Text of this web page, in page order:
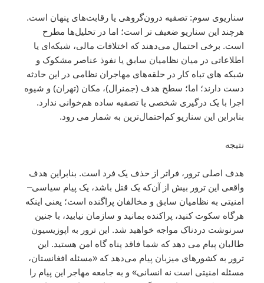
سناریوی سوم: تصفیه درون‌گروهی یا رقابت‌های پنهان است.
هرچند این سناریو ضعیف تر است؛ اما در تحلیل‌ها مطرح
است. برخی احتمال می‌دهند که اختلافات مالی، شبکه‌ای یا
اطلاعاتی در میان نظامیان سابق یا نفوذ عناصر مشکوک و
شبکه های تباه کار در حلقه‌های مهاجران نظامی در این حادثه
دست دارند؛ اما؛ سطح هدف (جمنرال)، مکان (تهران) و شیوه
اجرا با یک درگیری شخصی یا تصفیه ساده هم‌خوانی ندارد.
بنابراین این سناریو کم‌احتمال‌ترین به شمار می رود.
نتیجه
هدف اصلی ترور، فراتر از حذف یک فرد است. بنابراین هدف
واقعی این ترور بیش از آن‌که یک قتل باشد، یک پیام سیاسی–
امنیتی به نظامیان سابق و مخالفان پراگنده است؛ یعنی اینکه
هرگاه سکوت کنید، پراکنده بمانید و سازمان نیابید، با جنین
سرنوشت دردناک مواجه خواهید شد. این ترور به اپوزیسیون
طالبان پیام می دهد که شما فاقد پناه گاه امن هستید. این
ترور به کشورهای میزبان پیام می‌دهد که «مسئله افغانستان،
مسئله امنیتی است نه انسانی» و به جامعه مهاجر این پیام را